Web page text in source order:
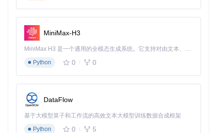
直观的用户界面：清晰的文档和示例使得入门容易，即使
对于不熟悉仿真工具的新手也十分友好。
社区支持：活跃的GitHub社区提供及时的帮助和反馈，共
同推进项目的改进和发展。
如果你对机遇网络感兴趣，或者正在寻找一个强大且易用的仿
MiniMax-H3
MiniMax H3 是一个通用的全模态生成系统。它支持对由文本、图像、视频和音频组成的多模态上下文进行统一理解，并能生成分辨率高达 2K、时长可达 15 秒的带原生立体声音频的视频。得益于面向任务泛化的系统设计，H3 在预训练阶段就已具备广泛的多模态上下文理解与生成能力，能够出色地执行复杂的多模态指令。
Python
0 0
DataFlow
基于大模型算子和工作流的高效文本大模型训练数据合成框架
Python
0 5